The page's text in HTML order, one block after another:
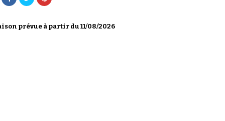
prévue à partir du 11/08/2026